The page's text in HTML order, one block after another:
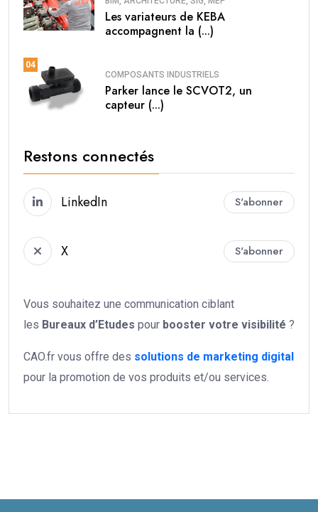
Les variateurs de KEBA
accompagnent la (...)
04
COMPOSANTS INDUSTRIELS
Parker lance le SCVOT2, un
capteur (...)
Restons connectés
LinkedIn S'abonner
X S'abonner
Vous souhaitez une communication ciblant
les Bureaux d’Etudes pour booster votre visibilité ?
CAO.fr vous offre des solutions de marketing digital
pour la promotion de vos produits et/ou services.